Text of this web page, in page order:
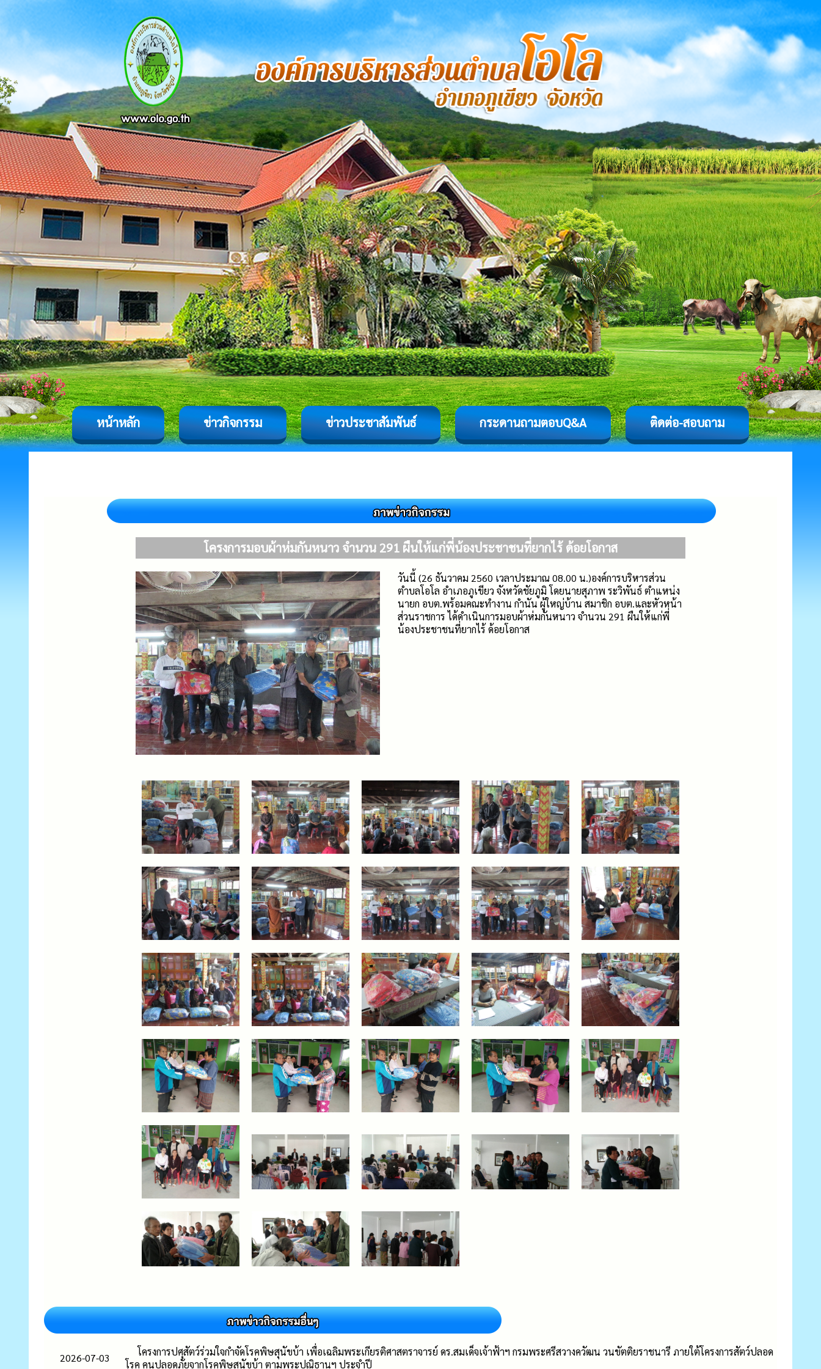
หน้าหลัก ข่าวกิจกรรม ข่าวประชาสัมพันธ์ กระดานถามตอบQ&A ติดต่อ-สอบถาม
โครงการมอบผ้าห่มกันหนาว จำนวน 291 ผืนให้แก่พี่น้องประชาชนที่ยากไร้ ด้อยโอกาส
วันนี้ (26 ธันวาคม 2560 เวลาประมาณ 08.00 น.)องค์การบริหารส่วน
ตำบลโอโล อำเภอภูเขียว จังหวัดชัยภูมิ โดยนายสุภาพ ระวิพันธ์ ตำแหน่ง
นายก อบต.พร้อมคณะทำงาน กำนัน ผู้ใหญ่บ้าน สมาชิก อบต.และหัวหน้า
ส่วนราชการ ได้ดำเนินการมอบผ้าห่มกันหนาว จำนวน 291 ผืนให้แก่พี่
น้องประชาชนที่ยากไร้ ด้อยโอกาส
2026-07-03
โครงการปศุสัตว์ร่วมใจกำจัดโรคพิษสุนัขบ้า เพื่อเฉลิมพระเกียรติศาสตราจารย์ ดร.สมเด็จเจ้าฟ้าฯ กรมพระศรีสวางควัฒน วนขัตติยราชนารี ภายใต้โครงการสัตว์ปลอด
โรค คนปลอดภัยจากโรคพิษสุนัขบ้า ตามพระปณิธานฯ ประจำปี